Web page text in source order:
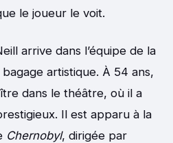
le joueur le voit.
arrive dans l’équipe de la
artistique. À 54 ans,
dans le théâtre, où il a
Il est apparu à la
Chernobyl, dirigée par